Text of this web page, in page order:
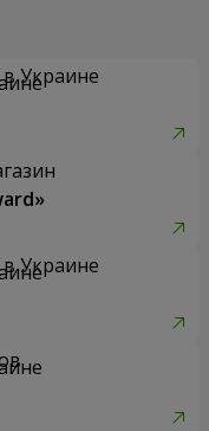
Украине
Украине